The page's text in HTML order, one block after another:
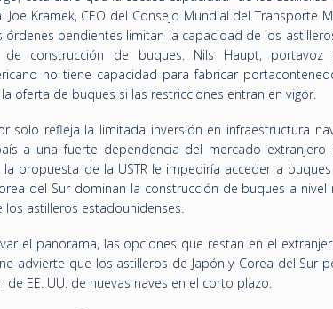
Joe Kramek, CEO del Consejo Mundial del
órdenes pendientes limitan la capacidad de los
de construcción de buques. Nils Haupt,
no tiene capacidad para fabricar
oferta de buques si las restricciones entran en vigor.
solo refleja la limitada inversión en infraestructura
a una fuerte dependencia del mercado extranjero
la propuesta de la USTR le impediría acceder a
del Sur dominan la construcción de buques a
los astilleros estadounidenses.
el panorama, las opciones que restan en el
advierte que los astilleros de Japón y Corea del
EE. UU. de nuevas naves en el corto plazo.